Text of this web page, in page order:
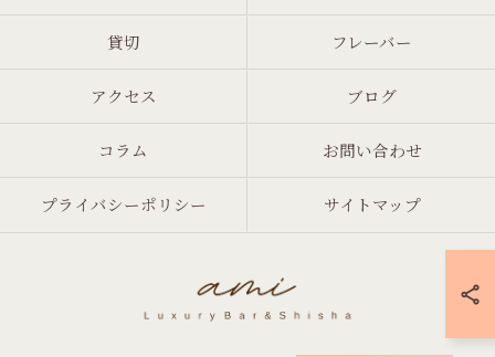
貸切 フレーバー
アクセス ブログ
コラム お問い合わせ
プライバシーポリシー サイトマップ